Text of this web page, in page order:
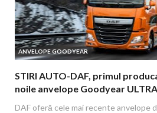
ANVELOPE GOODYEAR
STIRI AUTO-DAF, primul
noile anvelope Goodyear
DAF oferă cele mai recente anvelope